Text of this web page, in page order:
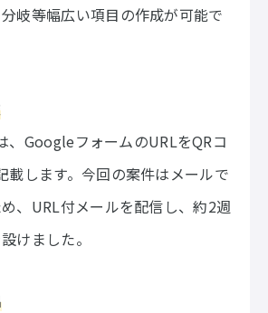
岐等幅広い項目の作成が可能で
、GoogleフォームのURLをQRコ
載します。今回の案件はメールで
、URL付メールを配信し、約2週
けました。